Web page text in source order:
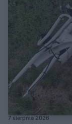
7 sierpnia 2026